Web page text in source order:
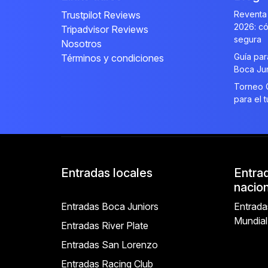
Trustpilot Reviews
Tripadvisor Reviews
Nosotros
Términos y condiciones
2026:
segura
Guía
Boca
Torneo
para el
Entradas locales
Entradas Boca Juniors
Entradas River Plate
Entradas San Lorenzo
Entradas Racing Club